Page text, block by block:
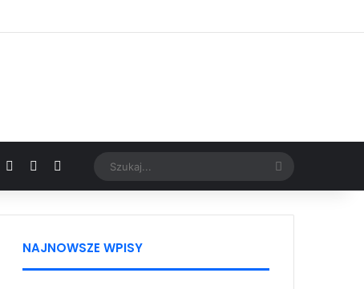
Facebook YouTubeGoogle News Szukaj...
NAJNOWSZE WPISY